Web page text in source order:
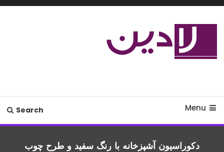
Skip
Menu
Search
دکوراسیون آشپزخانه با رنگ سفید و طرح چوب